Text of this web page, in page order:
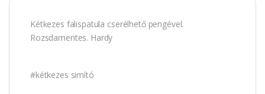
Kétkezes falispatula cserélhető pengével.
Rozsdamentes. Hardy
#kétkezes simító